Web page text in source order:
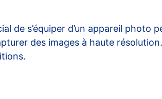
de s’équiper d’un appareil
des images à haute